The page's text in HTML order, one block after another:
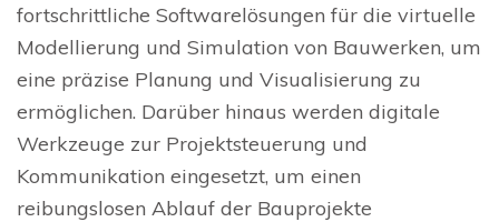
fortschrittliche Softwarelösungen für die virtuelle
Modellierung und Simulation von Bauwerken, um
eine präzise Planung und Visualisierung zu
ermöglichen. Darüber hinaus werden digitale
Werkzeuge zur Projektsteuerung und
Kommunikation eingesetzt, um einen
reibungslosen Ablauf der Bauprojekte